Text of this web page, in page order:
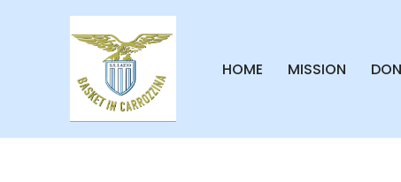
contenuto
HOME MISSION